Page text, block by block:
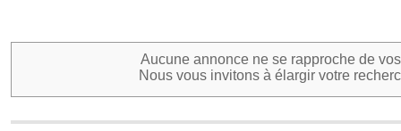
Aucune annonce ne se rapproche de
Nous vous invitons à élargir votre